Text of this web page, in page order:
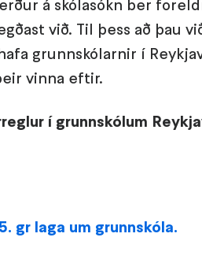
á skólasókn ber
við. Til þess að þau
grunnskólarnir í
vinna eftir.
í grunnskólum
gr laga um grunnskóla.